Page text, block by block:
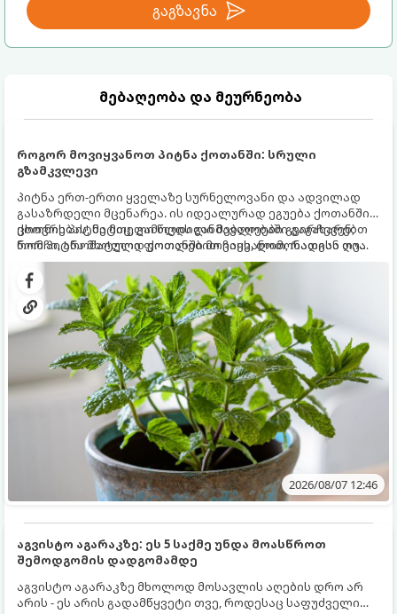
გაგზავნა
მებაღეობა და მეურნეობა
როგორ მოვიყვანოთ პიტნა ქოთანში: სრული
გზამკვლევი
პიტნა ერთ-ერთი ყველაზე სურნელოვანი და ადვილად
გასაზრდელი მცენარეა. ის იდეალურად ეგუება ქოთანში
ცხოვრებას, მეტიც, გამოცდილი მებაღეები გვირჩევენ,
რომ პიტნა მხოლოდ ქოთანში მოვიყვანოთ, რადგან ღია
გრუნტში (ბაღში) დარგვისას ის ფესვებით ძალიან
სწრაფად ვრცელდება და სხვა მცენარეებს ავიწროებს.
ქოთნის პიტნა მთელი წლის განმავლობაში გაგახარებთ
ნორჩი, არომატული ფოთლებით ჩაის, ლიმონათისა თუ
კერძებისთვის.
2026/08/07 12:46
აგვისტო აგარაკზე: ეს 5 საქმე უნდა მოასწროთ
შემოდგომის დადგომამდე
აგვისტო აგარაკზე მხოლოდ მოსავლის აღების დრო არ
არის - ეს არის გადამწყვეტი თვე, როდესაც საფუძველი